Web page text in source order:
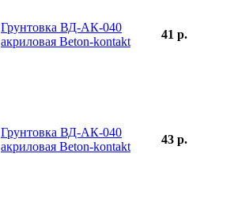
Грунтовка ВД-АК-040
акриловая Beton-kontakt
41 р.
Грунтовка ВД-АК-040
акриловая Beton-kontakt
43 р.